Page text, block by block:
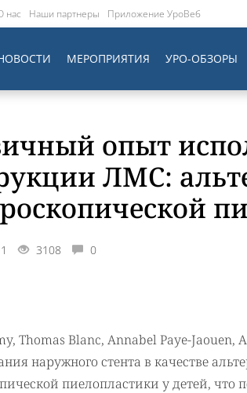
нас Наши партнеры Приложение УроВеб
МЕРОПРИЯТИЯ УРО-ОБЗОРЫ
опыт
ЛМС:
3108 0
Thomas Blanc, Annabel Paye-
наружного стента в качестве
пиелопластики у детей, что